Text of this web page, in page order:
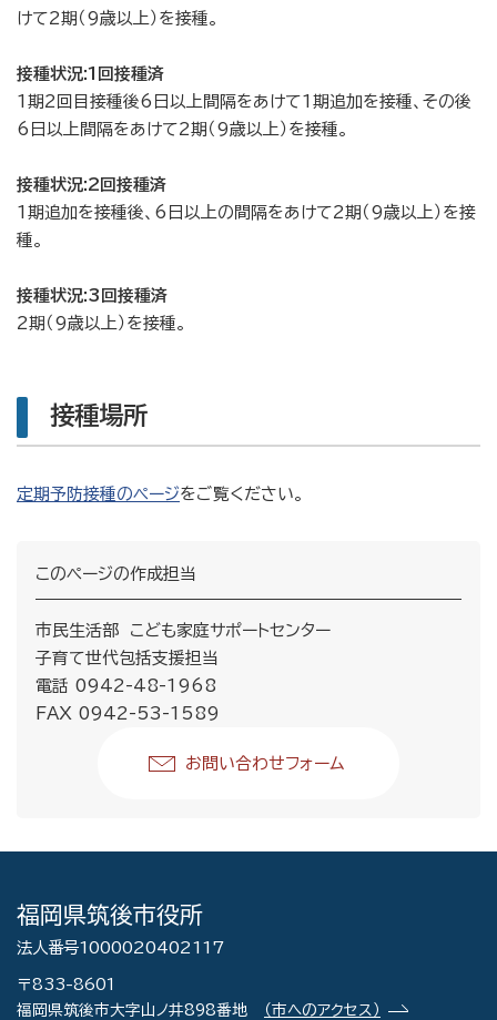
けて2期（9歳以上）を接種。
接種状況:1回接種済
1期2回目接種後6日以上間隔をあけて1期追加を接種、その後
6日以上間隔をあけて2期（9歳以上）を接種。
接種状況:2回接種済
1期追加を接種後、6日以上の間隔をあけて2期（9歳以上）を接
種。
接種状況:3回接種済
2期（9歳以上）を接種。
接種場所
定期予防接種のページをご覧ください。
このページの作成担当
市民生活部 こども家庭サポートセンター
子育て世代包括支援担当
電話 0942-48-1968
FAX 0942-53-1589
お問い合わせフォーム
福岡県筑後市役所
法人番号1000020402117
〒833-8601
福岡県筑後市大字山ノ井898番地
（市へのアクセス）